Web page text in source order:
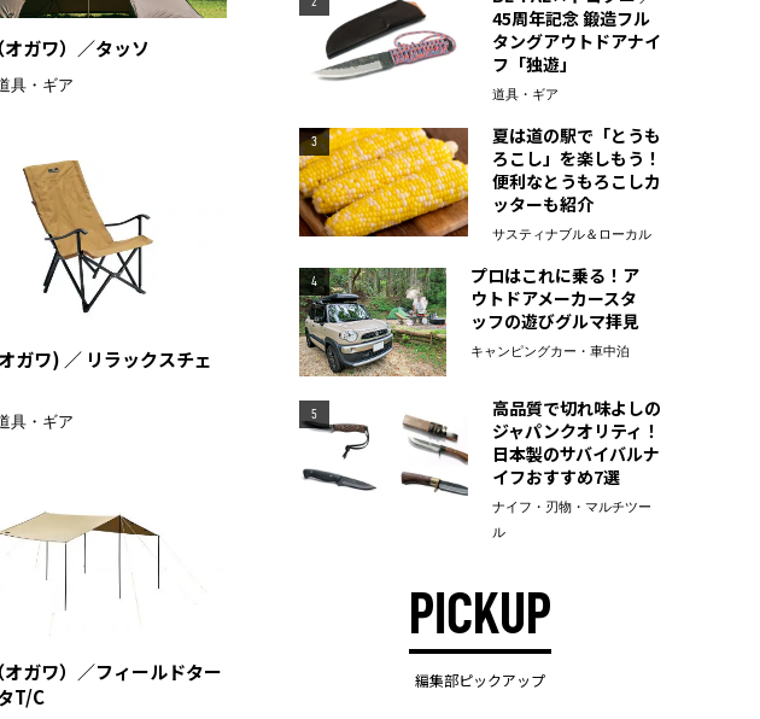
ガワ）／タッソ
具・ギア
ガワ) ／ リラックスチェ
具・ギア
ガワ）／フィールドター
T/C
45周年記念 鍛造フル
タングアウトドアナイ
フ「独遊」
道具・ギア
3
夏は道の駅で「とうも
ろこし」を楽しもう！
便利なとうもろこしカ
ッターも紹介
サスティナブル＆ローカル
4
プロはこれに乗る！ア
ウトドアメーカースタ
ッフの遊びグルマ拝見
キャンピングカー・車中泊
5
高品質で切れ味よしの
ジャパンクオリティ！
日本製のサバイバルナ
イフおすすめ7選
ナイフ・刃物・マルチツー
ル
PICKUP
編集部ピックアップ